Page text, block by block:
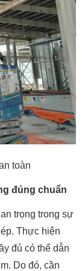
toàn
đúng chuẩn
trọng trong sự
Thực hiện
đủ có thể dẫn
Do đó, cần